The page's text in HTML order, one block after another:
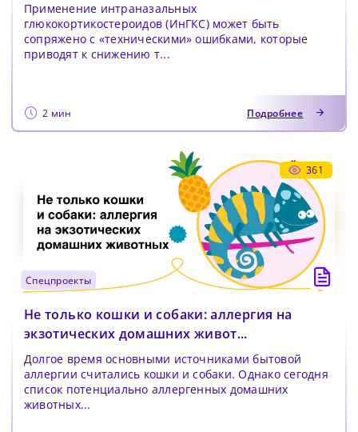
Применение интраназальных
глюкокортикостероидов (ИнГКС) может быть
сопряжено с «техническими» ошибками, которые
приводят к снижению т...
2 мин Подробнее
361
спецпроекты
Не только кошки и собаки: аллергия на
экзотических домашних живот...
Долгое время основными источниками бытовой
аллергии считались кошки и собаки. Однако сегодня
список потенциально аллергенных домашних
животных...